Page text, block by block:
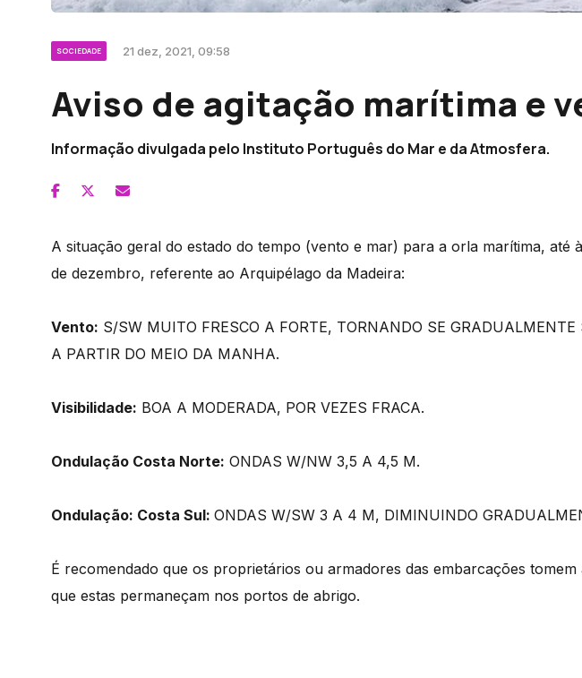
SOCIEDADE 21 dez, 2021, 09:58
Aviso de agitação marítima e
Informação divulgada pelo Instituto Português do Mar e da Atmosfera.
A situação geral do estado do tempo (vento e mar) para a orla marítima, até
de dezembro, referente ao Arquipélago da Madeira:
Vento: S/SW MUITO FRESCO A FORTE, TORNANDO SE GRADUALMENTE
A PARTIR DO MEIO DA MANHA.
Visibilidade: BOA A MODERADA, POR VEZES FRACA.
Ondulação Costa Norte: ONDAS W/NW 3,5 A 4,5 M.
Ondulação: Costa Sul: ONDAS W/SW 3 A 4 M, DIMINUINDO
É recomendado que os proprietários ou armadores das embarcações
que estas permaneçam nos portos de abrigo.